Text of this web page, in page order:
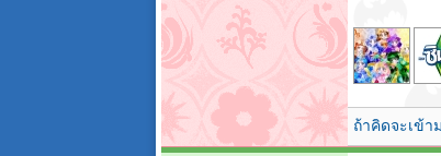
ถ้าคิดจะเข้า